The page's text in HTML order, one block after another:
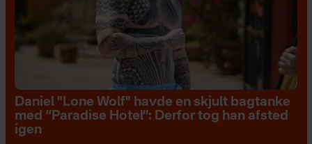
Daniel "Lone Wolf" havde en skjult bagtanke
med “Paradise Hotel”: Derfor tog han afsted
igen